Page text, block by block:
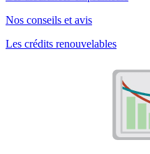
Nos conseils et avis
Les crédits renouvelables